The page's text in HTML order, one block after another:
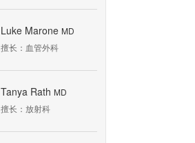
Luke Marone MD
擅长：血管外科
Tanya Rath MD
擅长：放射科